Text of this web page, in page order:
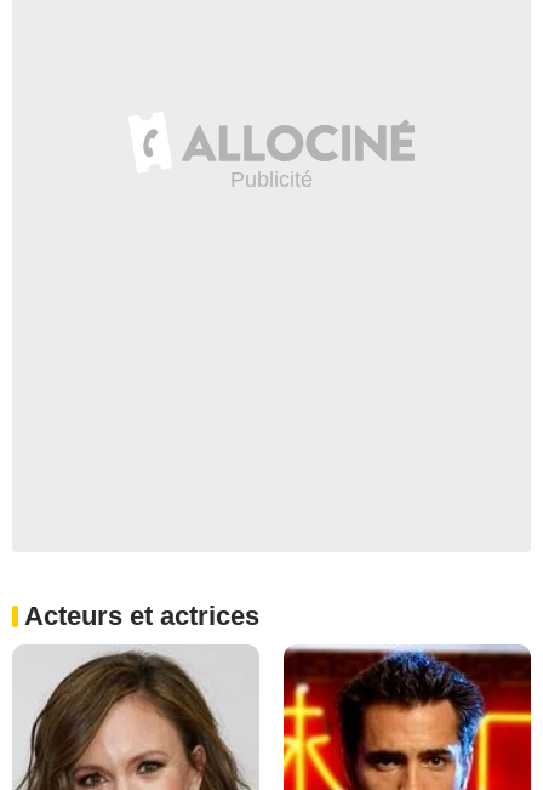
Acteurs et actrices